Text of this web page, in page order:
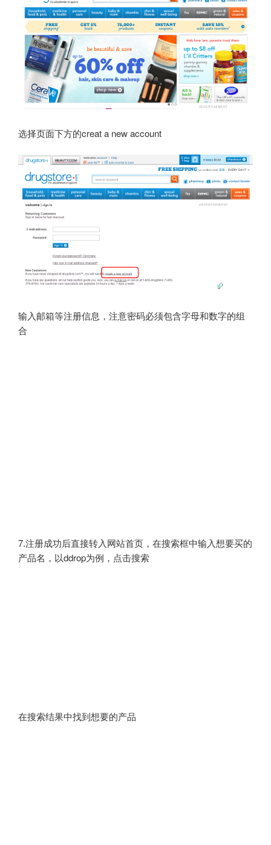
选择页面下方的creat a new account
输入邮箱等注册信息，注意密码必须包含字母和数字的组
合
7.注册成功后直接转入网站首页，在搜索框中输入想要买的
产品名，以ddrop为例，点击搜索
在搜索结果中找到想要的产品